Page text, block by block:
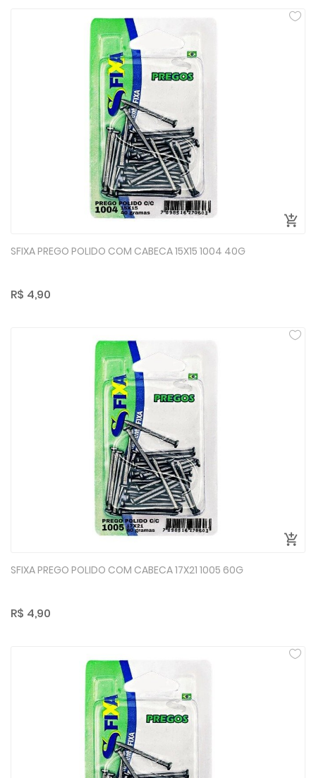
SFIXA PREGO POLIDO COM CABECA 15X15 1004 40G
R$ 4,90
SFIXA PREGO POLIDO COM CABECA 17X21 1005 60G
R$ 4,90